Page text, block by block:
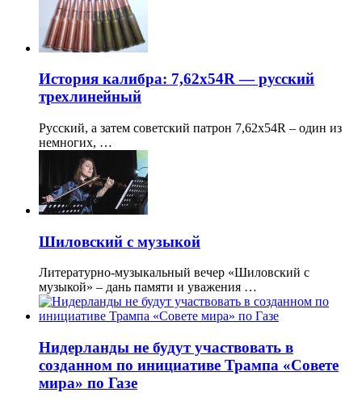
История калибра: 7,62х54R — русский
трехлинейный
Русский, а затем советский патрон 7,62х54R – один из
немногих, …
Шиловский с музыкой
Литературно-музыкальный вечер «Шиловский с
музыкой» – дань памяти и уважения …
Нидерланды не будут участвовать в
созданном по инициативе Трампа «Совете
мира» по Газе